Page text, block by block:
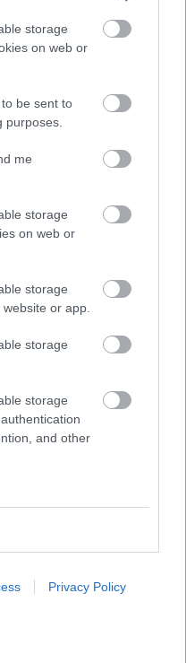
storage
on web or
be sent to
purposes.
me
storage
on web or
storage
or app.
storage
storage
and other
Privacy Policy